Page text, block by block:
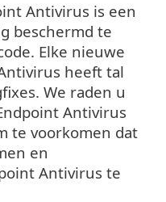
Antivirus is een
beschermd te
Elke nieuwe
heeft tal
We raden u
Antivirus
te voorkomen dat
en
Antivirus te